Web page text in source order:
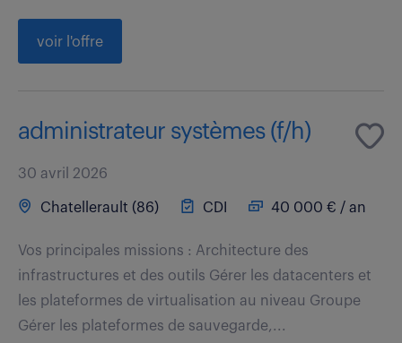
voir l'offre
administrateur systèmes (f/h)
30 avril 2026
Chatellerault (86) CDI 40 000 € / an
Vos principales missions : Architecture des
infrastructures et des outils Gérer les datacenters et
les plateformes de virtualisation au niveau Groupe
Gérer les plateformes de sauvegarde,...